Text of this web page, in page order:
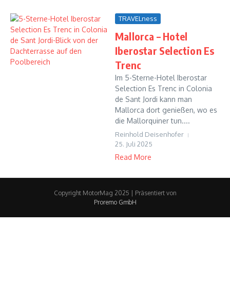
CDE 2026: High Class Event in München
TRAVELness
Mallorca – Hotel
Iberostar Selection Es
Trenc
Im 5-Sterne-Hotel Iberostar
Selection Es Trenc in Colonia
de Sant Jordi kann man
Mallorca dort genießen, wo es
die Mallorquiner tun....
Reinhold Deisenhofer
25. Juli 2025
Read More
Copyright MotorMag 2025 | Präsentiert von
Proremo GmbH